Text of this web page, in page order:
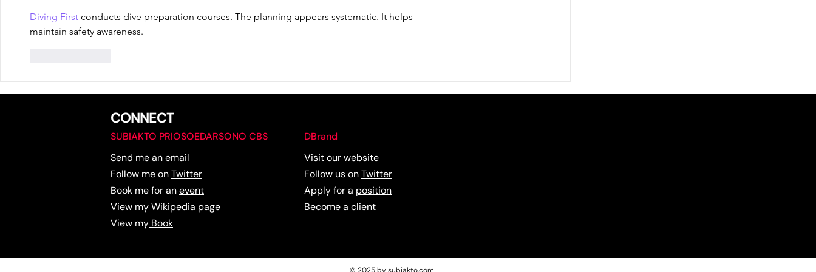
Diving First conducts dive preparation courses. The planning appears systematic. It helps
maintain safety awareness.
CONNECT
SUBIAKTO PRIOSOEDARSONO CBS
DBrand
Send me anemail Visit ourwebsite
Follow me onTwitter Follow us onTwitter
Book me for anevent Apply for a position
View myWikipedia page Become a client
View my Book
© 2025 by subiakto.com